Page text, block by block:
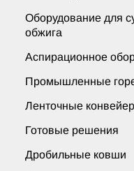
Оборудование для
обжига
Аспирационное
Промышленные
Ленточные
Готовые решения
Дробильные ковши